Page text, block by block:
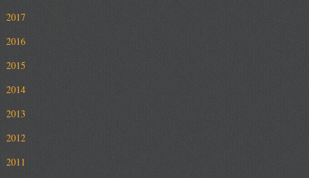
2017
2016
2015
2014
2013
2012
2011